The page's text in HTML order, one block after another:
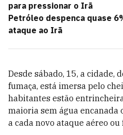
para pressionar o Irã
Petróleo despenca quase
ataque ao Irã
Desde sábado, 15, a cidade,
fumaça, está imersa pelo
habitantes estão
maioria sem água
a cada novo ataque aéreo